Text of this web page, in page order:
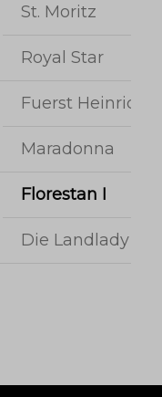
St. Moritz
Royal Star
Fuerst Heinrich
Maradonna
Florestan I
Die Landlady